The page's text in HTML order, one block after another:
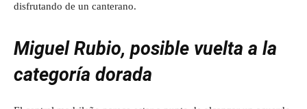
disfrutando de un canterano.
Miguel Rubio, posible vuelta a la
categoría dorada